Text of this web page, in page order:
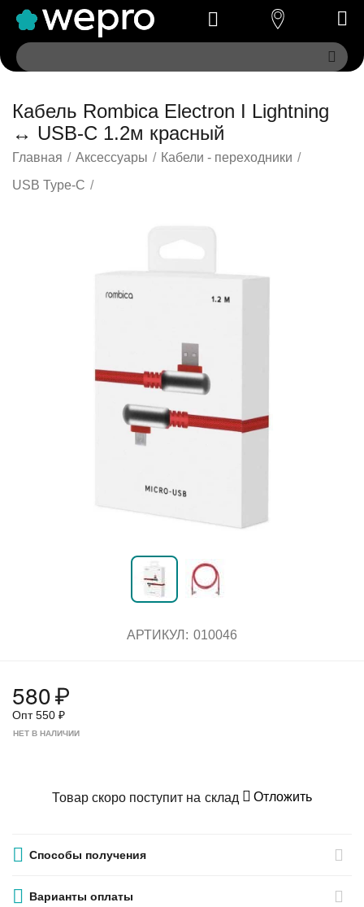
Кабель Rombica Electron I Lightning
↔ USB-C 1.2м красный
Главная / Аксессуары / Кабели - переходники /
USB Type-C /
АРТИКУЛ: 010046
580₽
Опт550 ₽
НЕТ В НАЛИЧИИ
Товар скоро поступит на склад Отложить
Способы получения
Варианты оплаты